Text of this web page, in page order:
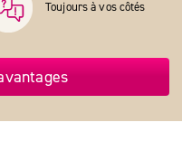
Toujours à vos côtés